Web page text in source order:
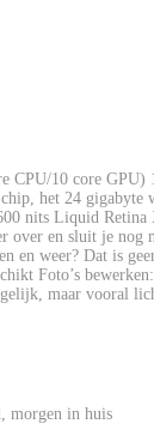
CPU/10 core
het 24
nits Liquid
over en sluit je
en weer? Dat is
Foto’s
maar vooral
morgen in huis